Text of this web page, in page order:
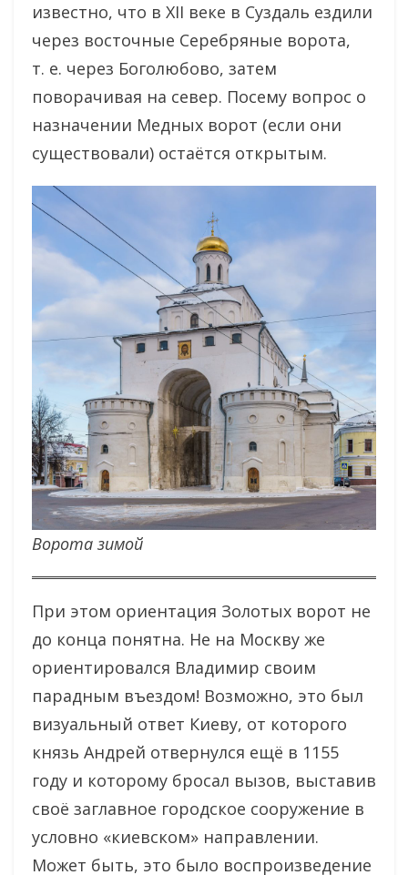
известно, что в XII веке в Суздаль ездили
через восточные Серебряные ворота,
т. е. через Боголюбово, затем
поворачивая на север. Посему вопрос о
назначении Медных ворот (если они
существовали) остаётся открытым.
Ворота зимой
При этом ориентация Золотых ворот не
до конца понятна. Не на Москву же
ориентировался Владимир своим
парадным въездом! Возможно, это был
визуальный ответ Киеву, от которого
князь Андрей отвернулся ещё в 1155
году и которому бросал вызов, выставив
своё заглавное городское сооружение в
условно «киевском» направлении.
Может быть, это было воспроизведение